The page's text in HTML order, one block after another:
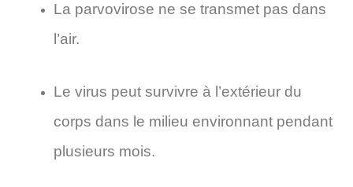
La parvovirose ne se transmet pas dans
l’air.
Le virus peut survivre à l’extérieur du
corps dans le milieu environnant pendant
plusieurs mois.